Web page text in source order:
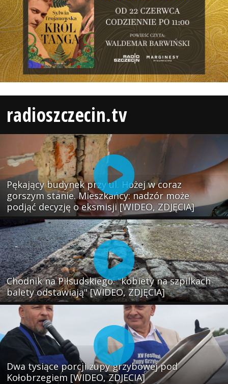
radioszczecin.tv
Pękający budynek przy ul. Hożej w coraz
gorszym stanie. Mieszkańcy: nadzór może
podjąć decyzję o eksmisji [WIDEO, ZDJĘCIA]
Chodnik na Piłsudskiego: "kobiety na szpilkach
balety odstawiają" [WIDEO, ZDJĘCIA]
Dwa tysiące porcji zupy grzybowej pod
Kołobrzegiem [WIDEO, ZDJECIA]